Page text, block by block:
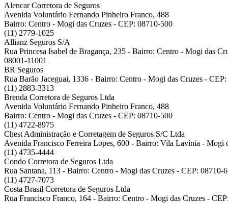
Alencar Corretora de Seguros
Avenida Voluntário Fernando Pinheiro Franco, 488
Bairro: Centro - Mogi das Cruzes - CEP: 08710-500
(11) 2779-1025
Allianz Seguros S/A
Rua Princesa Isabel de Bragança, 235 - Bairro: Centro - Mogi das
08001-11001
BR Seguros
Rua Barão Jaceguai, 1336 - Bairro: Centro - Mogi das Cruzes -
(11) 2883-3313
Brenda Corretora de Seguros Ltda
Avenida Voluntário Fernando Pinheiro Franco, 488
Bairro: Centro - Mogi das Cruzes - CEP: 08710-500
(11) 4722-8975
Chest Administração e Corretagem de Seguros S/C Ltda
Avenida Francisco Ferreira Lopes, 600 - Bairro: Vila Lavínia - Mogi
(11) 4735-4444
Condo Corretora de Seguros Ltda
Rua Santana, 113 - Bairro: Centro - Mogi das Cruzes - CEP: 08710-
(11) 4727-7073
Costa Brasil Corretora de Seguros Ltda
Rua Francisco Franco, 164 - Bairro: Centro - Mogi das Cruzes -